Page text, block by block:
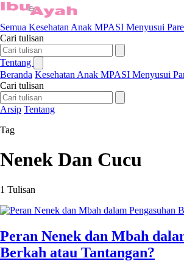
Semua Kesehatan Anak MPASI Menyusui
Cari tulisan
Tentang
Beranda Kesehatan Anak MPASI Menyusui
Cari tulisan
Arsip Tentang
Tag
Nenek Dan Cucu
1 Tulisan
Peran Nenek dan Mbah
Berkah atau Tantangan?